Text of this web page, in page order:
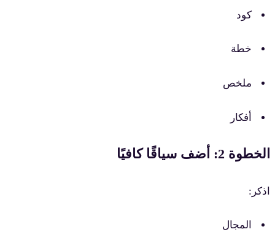
كود
خطة
ملخص
أفكار
2: أضف سياقًا كافيًا
المجال